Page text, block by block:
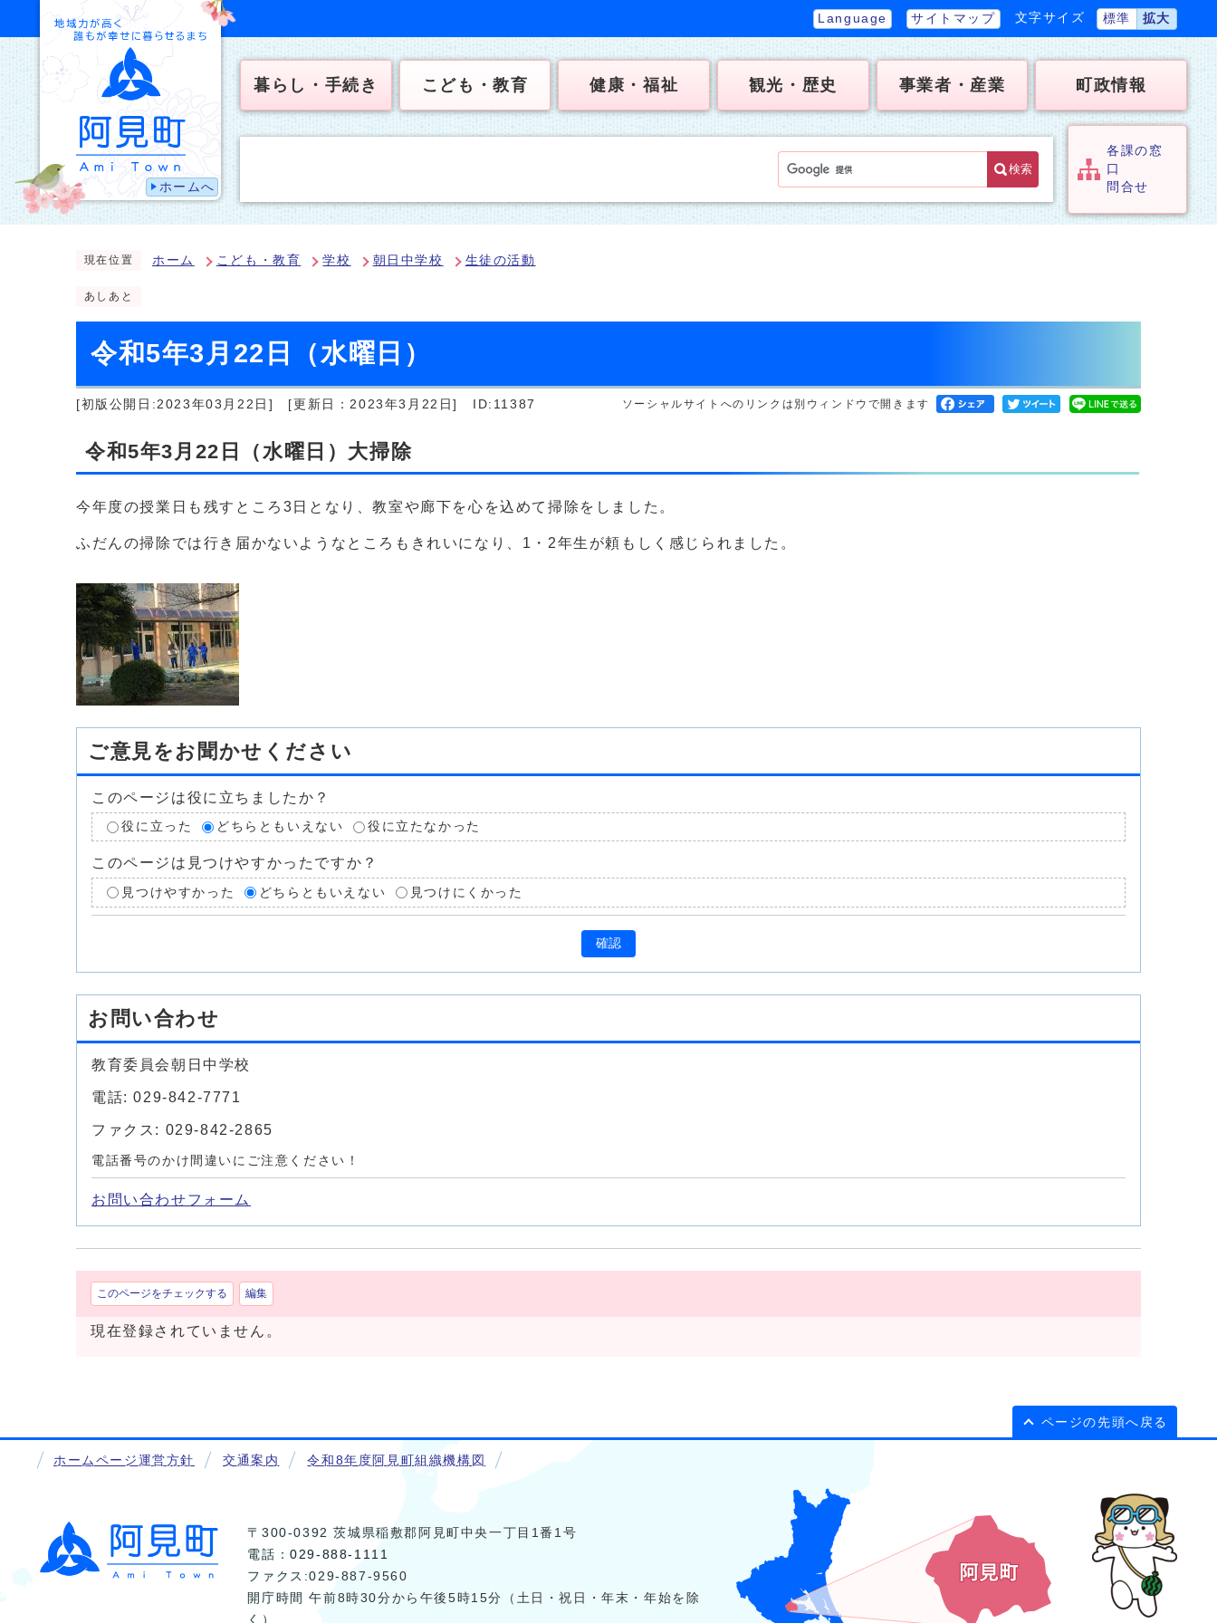
ホームへ
Language サイトマップ 文字サイズ 標準 拡大
暮らし・手続き こども・教育 健康・福祉 観光・歴史 事業者・産業 町政情報
検索
各課の窓
口
問合せ
現在位置 ホーム こども・教育 学校 朝日中学校 生徒の活動
あしあと
令和5年3月22日（水曜日）
[初版公開日:2023年03月22日] [更新日：2023年3月22日] ID:11387 ソーシャルサイトへのリンクは別ウィンドウで開きます
令和5年3月22日（水曜日）大掃除
今年度の授業日も残すところ3日となり、教室や廊下を心を込めて掃除をしました。
ふだんの掃除では行き届かないようなところもきれいになり、1・2年生が頼もしく感じられました。
ご意見をお聞かせください
このページは役に立ちましたか？
役に立った どちらともいえない 役に立たなかった
このページは見つけやすかったですか？
見つけやすかった どちらともいえない 見つけにくかった
確認
お問い合わせ
教育委員会朝日中学校
電話: 029-842-7771
ファクス: 029-842-2865
電話番号のかけ間違いにご注意ください！
お問い合わせフォーム
このページをチェックする 編集
現在登録されていません。
ページの先頭へ戻る
ホームページ運営方針 交通案内 令和8年度阿見町組織機構図
〒300-0392 茨城県稲敷郡阿見町中央一丁目1番1号
電話：029-888-1111
ファクス:029-887-9560
開庁時間 午前8時30分から午後5時15分（土日・祝日・年末・年始を除
く）